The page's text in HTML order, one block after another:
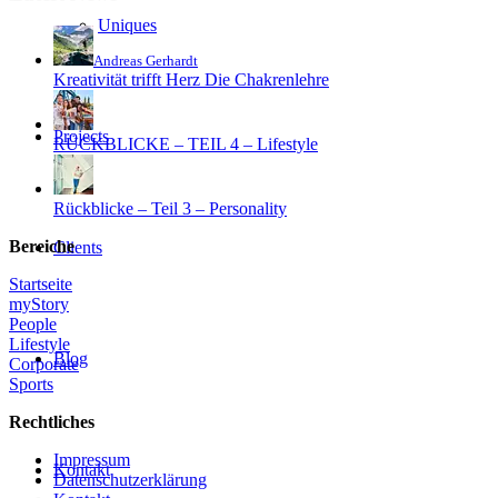
Uniques
Projects
Clients
Blog
Kontakt
Andreas Gerhardt
Kreativität trifft Herz Die Chakrenlehre
RÜCKBLICKE – TEIL 4 – Lifestyle
Rückblicke – Teil 3 – Personality
Bereiche
Startseite
myStory
People
Lifestyle
Corporate
Sports
Rechtliches
Impressum
Datenschutzerklärung